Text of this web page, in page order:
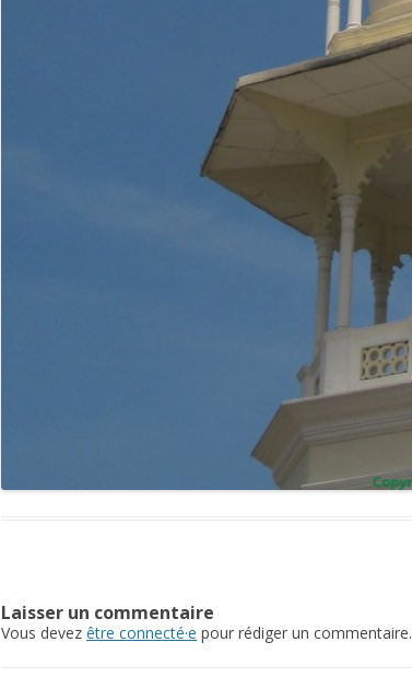
Laisser un commentaire
Vous devez être connecté·e pour rédiger un commentaire.